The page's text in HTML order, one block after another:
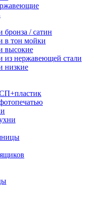
бронза / сатин
в тон мойки
высокие
из нержавеющей стали
низкие